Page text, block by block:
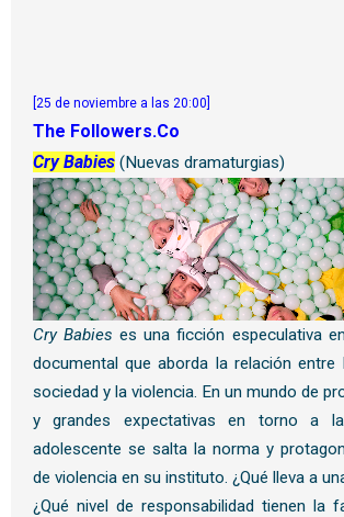
[25 de noviembre a las 20:00]
The Followers.Co
Cry Babies(Nuevas dramaturgias)
Cry Babies es una ficción especulativa
documental que aborda la relación entre
sociedad y la violencia. En un mundo de
y grandes expectativas en torno a
adolescente se salta la norma y
de violencia en su instituto. ¿Qué lleva a
¿Qué nivel de responsabilidad tienen la